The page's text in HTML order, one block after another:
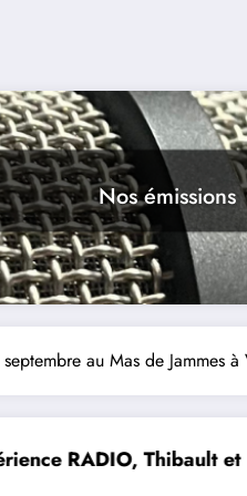
Nos émissions
au Mas de Jammes à
Expo Forum